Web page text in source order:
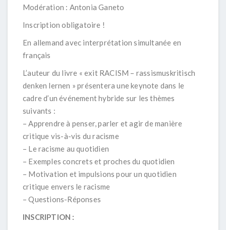
Modération : Antonia Ganeto
Inscription obligatoire !
En allemand avec interprétation simultanée en
français
L’auteur du livre « exit RACISM – rassismuskritisch
denken lernen » présentera une keynote dans le
cadre d’un événement hybride sur les thèmes
suivants :
– Apprendre à penser, parler et agir de manière
critique vis-à-vis du racisme
– Le racisme au quotidien
– Exemples concrets et proches du quotidien
– Motivation et impulsions pour un quotidien
critique envers le racisme
– Questions-Réponses
INSCRIPTION :